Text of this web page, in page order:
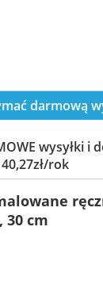
darmową
wysyłki i
rok
cm